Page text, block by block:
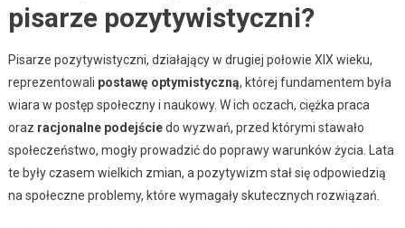
pisarze pozytywistyczni?
Pisarze pozytywistyczni, działający w drugiej połowie XIX wieku,
reprezentowali postawę optymistyczną, której fundamentem była
wiara w postęp społeczny i naukowy. W ich oczach, ciężka praca
oraz racjonalne podejściedo wyzwań, przed którymi stawało
społeczeństwo, mogły prowadzić do poprawy warunków życia. Lata
te były czasem wielkich zmian, a pozytywizm stał się odpowiedzią
na społeczne problemy, które wymagały skutecznych rozwiązań.